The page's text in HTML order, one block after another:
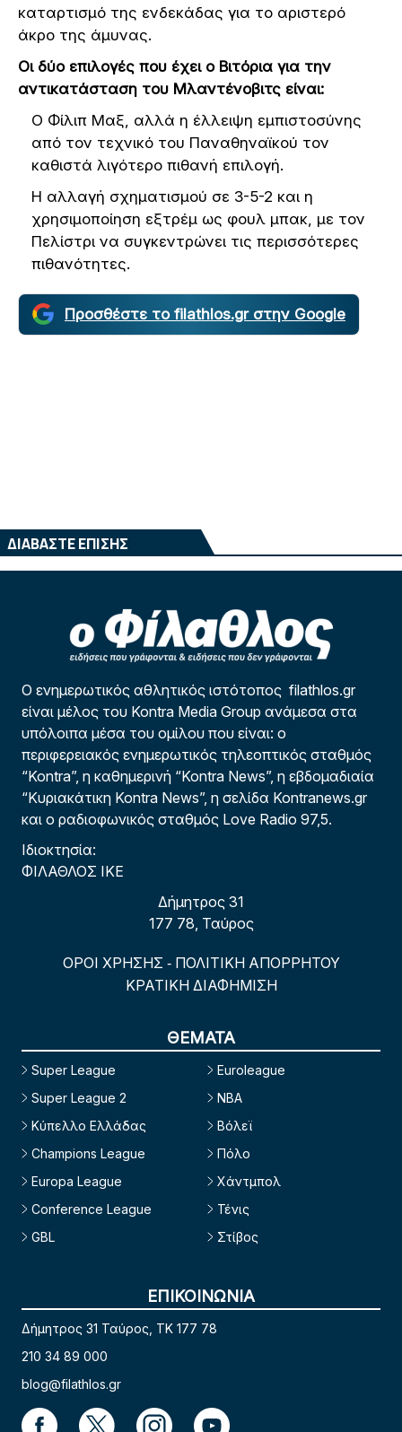
καταρτισμό της ενδεκάδας για το αριστερό
άκρο της άμυνας.
Οι δύο επιλογές που έχει ο Βιτόρια για την
αντικατάσταση του Μλαντένοβιτς είναι:
Ο Φίλιπ Μαξ, αλλά η έλλειψη εμπιστοσύνης
από τον τεχνικό του Παναθηναϊκού τον
καθιστά λιγότερο πιθανή επιλογή.
Η αλλαγή σχηματισμού σε 3-5-2 και η
χρησιμοποίηση εξτρέμ ως φουλ μπακ, με τον
Πελίστρι να συγκεντρώνει τις περισσότερες
πιθανότητες.
Προσθέστε το filathlos.gr στην Google
ΔΙΑΒΑΣΤΕ ΕΠΙΣΗΣ
Ο ενημερωτικός αθλητικός ιστότοπος filathlos.gr
είναι μέλος του Kontra Media Group ανάμεσα στα
υπόλοιπα μέσα του ομίλου που είναι: ο
περιφερειακός ενημερωτικός τηλεοπτικός σταθμός
“Kontra”, η καθημερινή “Kontra News”, η εβδομαδιαία
“Κυριακάτικη Kontra News”, η σελίδα Kontranews.gr
και ο ραδιοφωνικός σταθμός Love Radio 97,5.
Ιδιοκτησία:
ΦΙΛΑΘΛΟΣ ΙΚΕ
Δήμητρος 31
177 78, Ταύρος
ΟΡΟΙ ΧΡΗΣΗΣ - ΠΟΛΙΤΙΚΗ ΑΠΟΡΡΗΤΟΥ
ΚΡΑΤΙΚΗ ΔΙΑΦΗΜΙΣΗ
ΘΕΜΑΤΑ
Super League
Super League 2
Κύπελλο Ελλάδας
Champions League
Europa League
Conference League
GBL
Euroleague
NBA
Βόλεϊ
Πόλο
Χάντμπολ
Τένις
Στίβος
ΕΠΙΚΟΙΝΩΝΙΑ
Δήμητρος 31 Ταύρος, TK 177 78
210 34 89 000
blog@filathlos.gr